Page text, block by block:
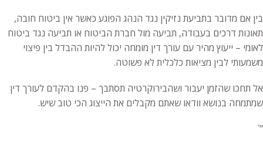
בין אם מדובר בתביעת נזיקין נגד הנהג הפוגע כאשר אין ביטוח חובה,
תאונות דרכים בעבודה, תביעה מול חברת הביטוח או תביעה נגד ביטוח
לאומי – ייעוץ מהיר עם עורך דין מומחה יכול להיות ההבדל בין פיצוי
משמעותי לבין מציאות כלכלית לא פשוטה.
אל תחכו שהזמן יעבור ושהבירוקרטיה תסתבך – פנו בהקדם לעורך דין
שמתמחה בנושא וודאו שאתם מקבלים את הייצוג הכי טוב שיש.
"`